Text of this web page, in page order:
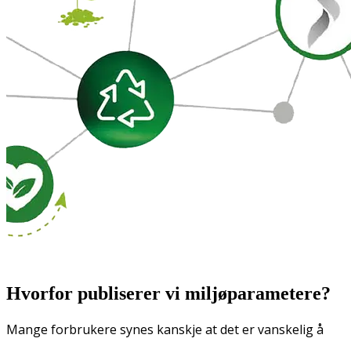
Hvorfor publiserer vi miljøparametere?
Mange forbrukere synes kanskje at det er vanskelig å